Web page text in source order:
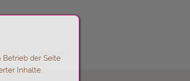
Betrieb der Seite
Inhalte.